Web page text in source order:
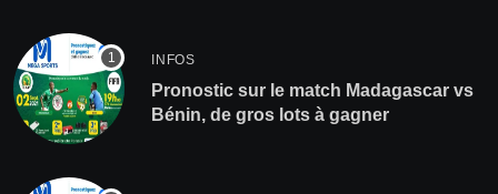
INFOS
Pronostic sur le match Madagascar vs
Bénin, de gros lots à gagner